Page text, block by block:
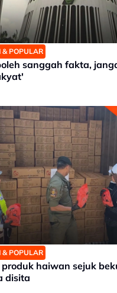
& POPULAR
sanggah fakta,
& POPULAR
haiwan sejuk
disita